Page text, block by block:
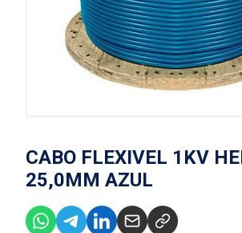
CABO FLEXIVEL 1KV
25,0MM AZUL